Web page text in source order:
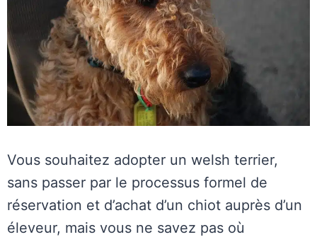
Vous souhaitez adopter un welsh terrier,
sans passer par le processus formel de
réservation et d’achat d’un chiot auprès d’un
éleveur, mais vous ne savez pas où